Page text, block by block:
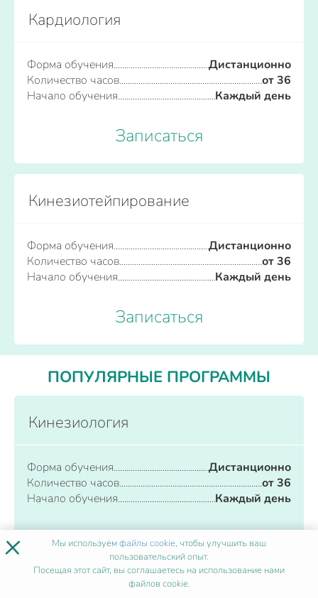
Кардиология
Форма обучения
Дистанционно
Количество часов
от 36
Начало обучения
Каждый день
Записаться
Кинезиотейпирование
Форма обучения
Дистанционно
Количество часов
от 36
Начало обучения
Каждый день
Записаться
ПОПУЛЯРНЫЕ ПРОГРАММЫ
Кинезиология
Форма обучения
Дистанционно
Количество часов
от 36
Начало обучения
Каждый день
Записаться
× Мы используемфайлы cookie, чтобы улучшить ваш
пользовательский опыт.
Посещая этот сайт, вы соглашаетесь на использование нами
файлов cookie.